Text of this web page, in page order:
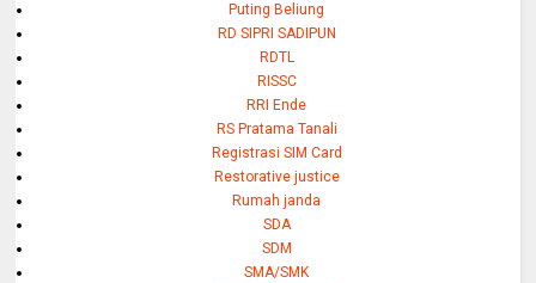
Puting Beliung
RD SIPRI SADIPUN
RDTL
RISSC
RRI Ende
RS Pratama Tanali
Registrasi SIM Card
Restorative justice
Rumah janda
SDA
SDM
SMA/SMK